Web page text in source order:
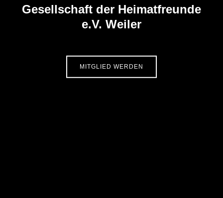
Gesellschaft der Heimatfreunde
e.V. Weiler
MITGLIED WERDEN